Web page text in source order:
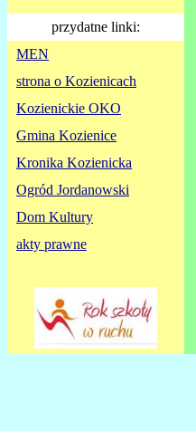
przydatne linki:
MEN
strona o Kozienicach
Kozienickie OKO
Gmina Kozienice
Kronika Kozienicka
Ogród Jordanowski
Dom Kultury
akty prawne